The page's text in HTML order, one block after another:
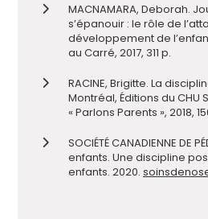
MACNAMARA, Deborah.
s’épanouir : le rôle de
développement de
au Carré, 2017, 311 p.
RACINE, Brigitte. La
Montréal, Éditions du CHU
« Parlons Parents », 2018,
SOCIÉTÉ CANADIENNE DE
enfants. Une discipline
enfants. 2020.